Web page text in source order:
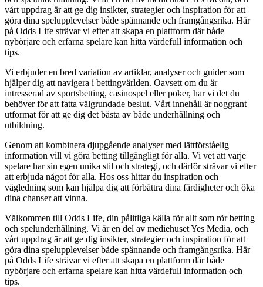
vårt uppdrag är att ge dig insikter, strategier och inspiration för att
göra dina spelupplevelser både spännande och framgångsrika. Här
på Odds Life strävar vi efter att skapa en plattform där både
nybörjare och erfarna spelare kan hitta värdefull information och
tips.
Vi erbjuder en bred variation av artiklar, analyser och guider som
hjälper dig att navigera i bettingvärlden. Oavsett om du är
intresserad av sportsbetting, casinospel eller poker, har vi det du
behöver för att fatta välgrundade beslut. Vårt innehåll är noggrant
utformat för att ge dig det bästa av både underhållning och
utbildning.
Genom att kombinera djupgående analyser med lättförståelig
information vill vi göra betting tillgängligt för alla. Vi vet att varje
spelare har sin egen unika stil och strategi, och därför strävar vi efter
att erbjuda något för alla. Hos oss hittar du inspiration och
vägledning som kan hjälpa dig att förbättra dina färdigheter och öka
dina chanser att vinna.
Välkommen till Odds Life, din pålitliga källa för allt som rör betting
och spelunderhållning. Vi är en del av mediehuset Yes Media, och
vårt uppdrag är att ge dig insikter, strategier och inspiration för att
göra dina spelupplevelser både spännande och framgångsrika. Här
på Odds Life strävar vi efter att skapa en plattform där både
nybörjare och erfarna spelare kan hitta värdefull information och
tips.